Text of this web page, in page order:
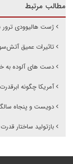
مطالب مرتبط
ژست هالیوودی ترور
تاثیرات عمیق
دست های آلوده به
آمریکا چگونه
دویست و پنجاه
بازتولید ساختار